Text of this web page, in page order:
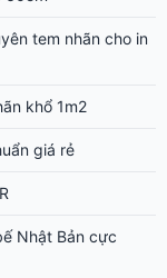
tem nhãn cho in
khổ 1m2
giá rẻ
Nhật Bản cực